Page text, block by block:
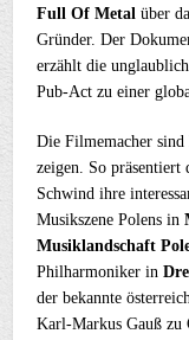
Full Of Metal über
Gründer. Der
erzählt die
Pub-Act zu einer
Die Filmemacher
zeigen. So
Schwind ihre
Musikszene Polens in
Musiklandschaft
Philharmoniker in
der bekannte
Karl-Markus Gauß zu